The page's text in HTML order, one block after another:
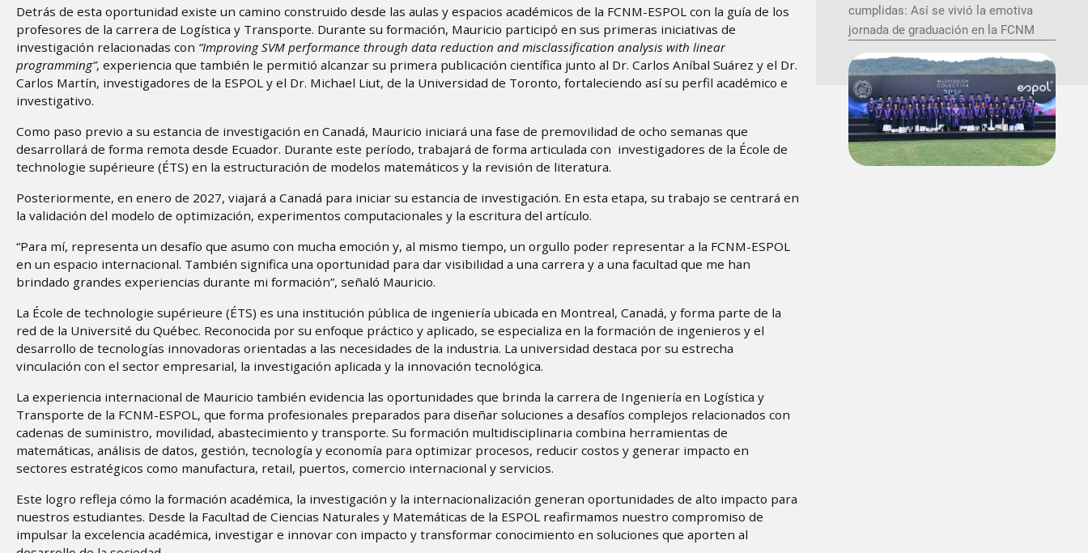
Detrás de esta oportunidad existe un camino construido desde las aulas y espacios académicos de la FCNM-ESPOL con la guía de los
profesores de la carrera de Logística y Transporte. Durante su formación, Mauricio participó en sus primeras iniciativas de
investigación relacionadas con “Improving SVM performance through data reduction and misclassification analysis with linear
programming”, experiencia que también le permitió alcanzar su primera publicación científica junto al Dr. Carlos Aníbal Suárez y el Dr.
Carlos Martín, investigadores de la ESPOL y el Dr. Michael Liut, de la Universidad de Toronto, fortaleciendo así su perfil académico e
investigativo.
Como paso previo a su estancia de investigación en Canadá, Mauricio iniciará una fase de premovilidad de ocho semanas que
desarrollará de forma remota desde Ecuador. Durante este período, trabajará de forma articulada con investigadores de la École de
technologie supérieure (ÉTS) en la estructuración de modelos matemáticos y la revisión de literatura.
Posteriormente, en enero de 2027, viajará a Canadá para iniciar su estancia de investigación. En esta etapa, su trabajo se centrará en
la validación del modelo de optimización, experimentos computacionales y la escritura del artículo.
“Para mí, representa un desafío que asumo con mucha emoción y, al mismo tiempo, un orgullo poder representar a la FCNM-ESPOL
en un espacio internacional. También significa una oportunidad para dar visibilidad a una carrera y a una facultad que me han
brindado grandes experiencias durante mi formación”, señaló Mauricio.
La École de technologie supérieure (ÉTS) es una institución pública de ingeniería ubicada en Montreal, Canadá, y forma parte de la
red de la Université du Québec. Reconocida por su enfoque práctico y aplicado, se especializa en la formación de ingenieros y el
desarrollo de tecnologías innovadoras orientadas a las necesidades de la industria. La universidad destaca por su estrecha
vinculación con el sector empresarial, la investigación aplicada y la innovación tecnológica.
La experiencia internacional de Mauricio también evidencia las oportunidades que brinda la carrera de Ingeniería en Logística y
Transporte de la FCNM-ESPOL, que forma profesionales preparados para diseñar soluciones a desafíos complejos relacionados con
cadenas de suministro, movilidad, abastecimiento y transporte. Su formación multidisciplinaria combina herramientas de
matemáticas, análisis de datos, gestión, tecnología y economía para optimizar procesos, reducir costos y generar impacto en
sectores estratégicos como manufactura, retail, puertos, comercio internacional y servicios.
Este logro refleja cómo la formación académica, la investigación y la internacionalización generan oportunidades de alto impacto para
nuestros estudiantes. Desde la Facultad de Ciencias Naturales y Matemáticas de la ESPOL reafirmamos nuestro compromiso de
impulsar la excelencia académica, investigar e innovar con impacto y transformar conocimiento en soluciones que aporten al
cumplidas: Así se vivió la emotiva
jornada de graduación en la FCNM